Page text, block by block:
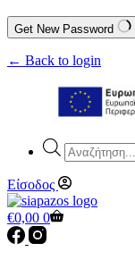
Get New Password
← Back to login
Products
search
Είσοδος
Shopping
cart
€0,00 0